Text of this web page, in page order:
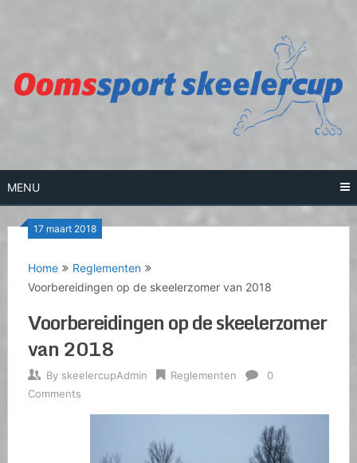
MENU
17 maart 2018
Home
Reglementen
Voorbereidingen op de skeelerzomer van 2018
Voorbereidingen op de skeelerzomer
van 2018
By skeelercupAdmin Reglementen
0
Comments